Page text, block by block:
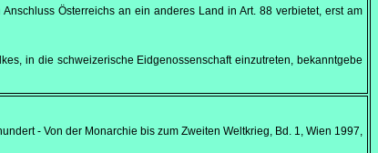
Österreichs an ein anderes Land in Art. 88 verbietet, erst am
in die schweizerische Eidgenossenschaft einzutreten, bekanntgebe
- Von der Monarchie bis zum Zweiten Weltkrieg, Bd. 1, Wien 1997,